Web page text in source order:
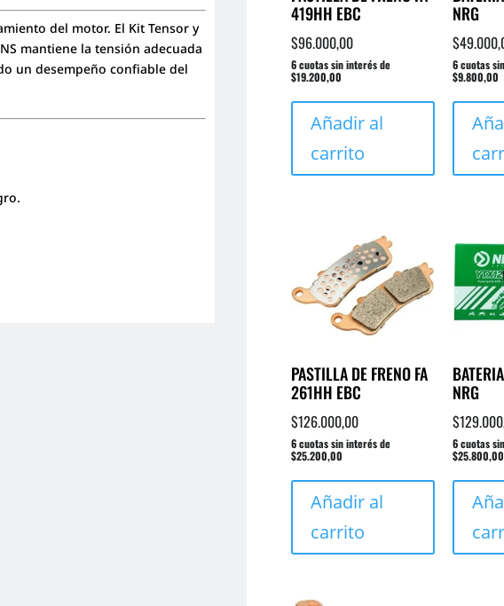
del motor. El Kit Tensor y
mantiene la tensión adecuada
un desempeño confiable del
419HH EBC
$96.000,00
6 cuotas sin interés de
$19.200,00
Añadir al
carrito
NRG
$
6 cuotas
$9.800,00
PASTILLA DE FRENO FA
261HH EBC
$126.000,00
6 cuotas sin interés de
$25.200,00
Añadir al
carrito
NRG
$
6 cuotas
$25.800,00